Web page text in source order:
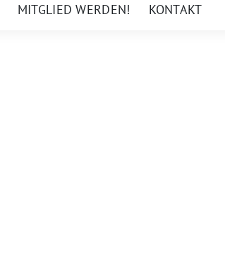
MITGLIED WERDEN! KONTAKT